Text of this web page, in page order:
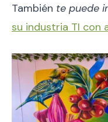
También te puede
su industria TI con